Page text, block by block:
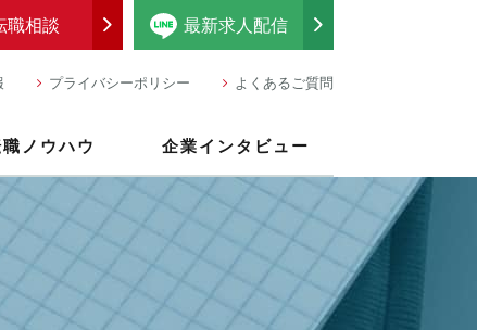
最新求人配信
職相談
プライバシーポリシー よくあるご質問
ノウハウ 企業インタビュー